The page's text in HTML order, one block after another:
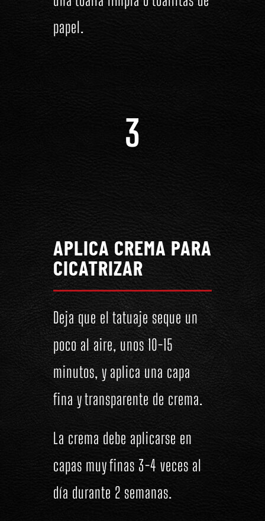
papel.
3
APLICA CREMA PARA
CICATRIZAR
Deja que el tatuaje seque un
poco al aire, unos 10-15
minutos, y aplica una capa
fina y transparente de crema.
La crema debe aplicarse en
capas muy finas 3-4 veces al
día durante 2 semanas.